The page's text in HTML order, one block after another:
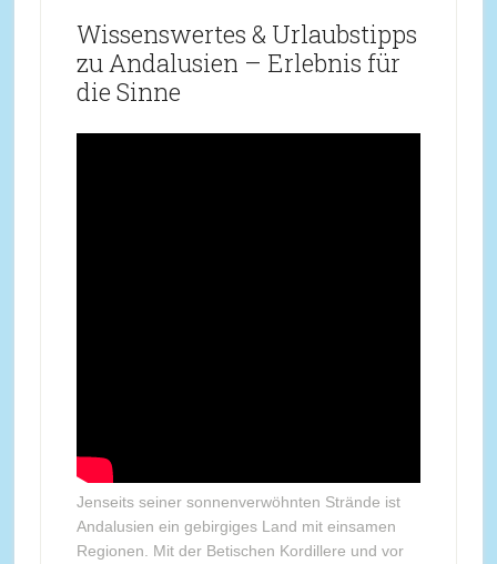
Wissenswertes & Urlaubstipps
zu Andalusien – Erlebnis für
die Sinne
Jenseits seiner sonnenverwöhnten Strände ist
Andalusien ein gebirgiges Land mit einsamen
Regionen. Mit der Betischen Kordillere und vor